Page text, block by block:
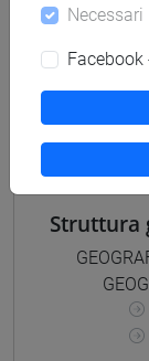
Mutua da
Struttura
Necessari
Facebook